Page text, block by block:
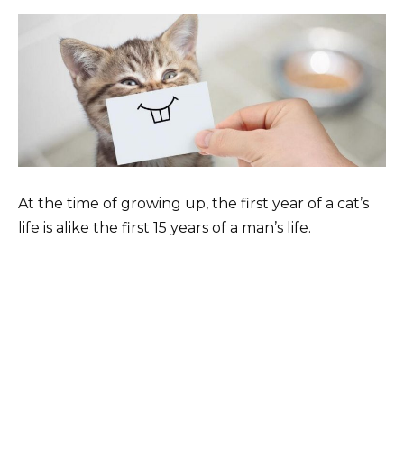
At the time of growing up, the first year of a cat’s
life is alike the first 15 years of a man’s life.